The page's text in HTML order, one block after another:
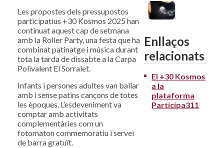
Les propostes dels pressupostos
participatius +30 Kosmos 2025 han
continuat aquest cap de setmana
amb la Roller Party, una festa que ha
combinat patinatge i música durant
tota la tarda de dissabte a la Carpa
Polivalent El Sorralet.
Infants i persones adultes van ballar
amb i sense patins cançons de totes
les èpoques. L’esdeveniment va
comptar amb activitats
complementàries com un
fotomaton commemoratiu i servei
de barra gratuït.
Enllaços
relacionats
El +30 Kosmos
a la
plataforma
Participa311